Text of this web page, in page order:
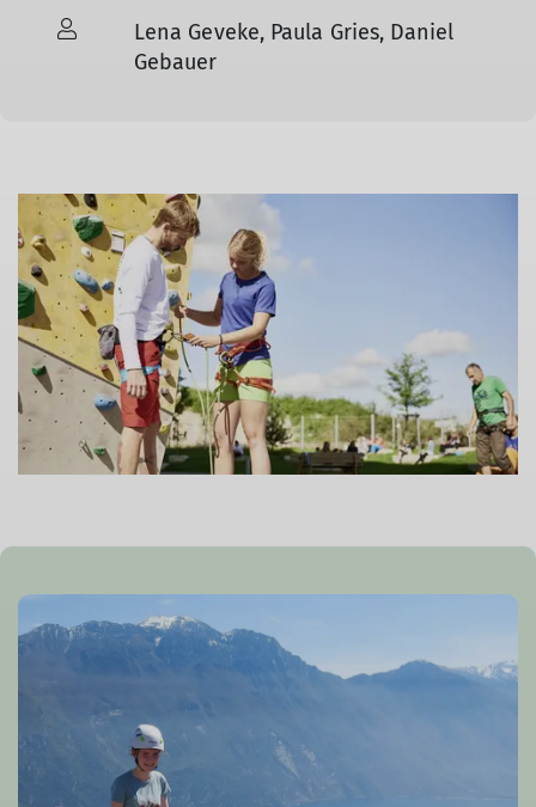
Lena Geveke, Paula Gries, Daniel
Gebauer